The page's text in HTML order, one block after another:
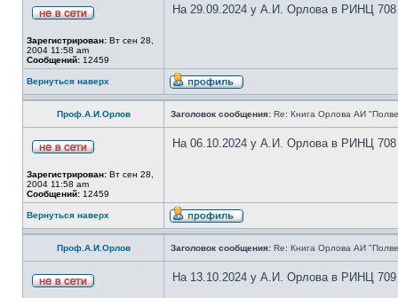
Зарегистрирован: Вт сен 28,
2004 11:58 am
Сообщений: 12459
На 29.09.2024 у А.И. Орлова в РИНЦ 708
Вернуться наверх
Проф.А.И.Орлов Заголовок сообщения: Re: Книга Орлова АИ
Зарегистрирован: Вт сен 28,
2004 11:58 am
Сообщений: 12459
На 06.10.2024 у А.И. Орлова в РИНЦ 708
Вернуться наверх
Проф.А.И.Орлов Заголовок сообщения: Re: Книга Орлова АИ
На 13.10.2024 у А.И. Орлова в РИНЦ 709